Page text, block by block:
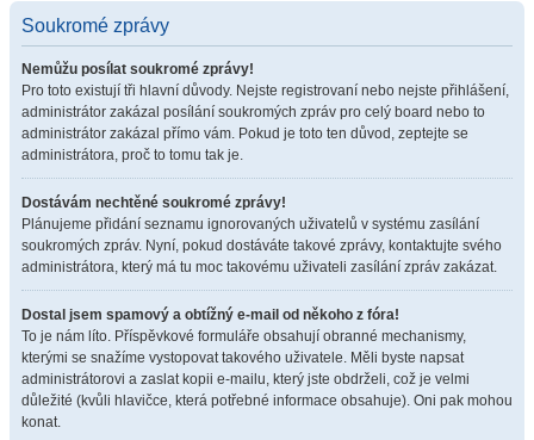
Soukromé zprávy
Nemůžu posílat soukromé zprávy!
Pro toto existují tři hlavní důvody. Nejste registrovaní nebo nejste přihlášení,
administrátor zakázal posílání soukromých zpráv pro celý board nebo to
administrátor zakázal přímo vám. Pokud je toto ten důvod, zeptejte se
administrátora, proč to tomu tak je.
Dostávám nechtěné soukromé zprávy!
Plánujeme přidání seznamu ignorovaných uživatelů v systému zasílání
soukromých zpráv. Nyní, pokud dostáváte takové zprávy, kontaktujte svého
administrátora, který má tu moc takovému uživateli zasílání zpráv zakázat.
Dostal jsem spamový a obtížný e-mail od někoho z fóra!
To je nám líto. Příspěvkové formuláře obsahují obranné mechanismy,
kterými se snažíme vystopovat takového uživatele. Měli byste napsat
administrátorovi a zaslat kopii e-mailu, který jste obdrželi, což je velmi
důležité (kvůli hlavičce, která potřebné informace obsahuje). Oni pak mohou
konat.